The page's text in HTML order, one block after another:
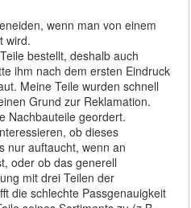
wenn man von einem
wird.
bestellt, deshalb auch
ihm nach dem ersten Eindruck
Meine Teile wurden schnell
Grund zur Reklamation.
Nachbauteile geordert.
ob dieses
nur auftaucht, wenn an
oder ob das generell
mit drei Teilen der
die schlechte Passgenauigkeit